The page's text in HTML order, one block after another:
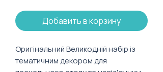
Добавить в корзину
Оригінальний Великодній набір із
тематичним декором для